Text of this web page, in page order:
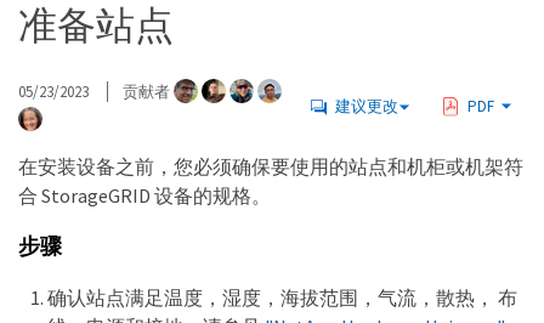
准备站点
05/23/2023 贡献者
建议更改 PDF
在安装设备之前，您必须确保要使用的站点和机柜或机架符
合 StorageGRID 设备的规格。
步骤
确认站点满足温度，湿度，海拔范围，气流，散热， 布